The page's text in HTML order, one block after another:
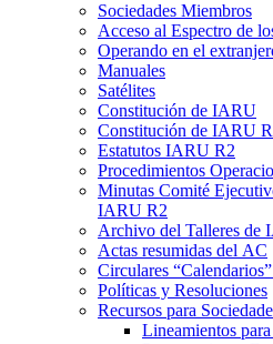
Sociedades Miembros
Acceso al Espectro de
Operando en el
Manuales
Satélites
Constitución de IARU
Constitución de IARU
Estatutos IARU R2
Procedimientos
Minutas Comité
IARU R2
Archivo del Talleres de
Actas resumidas del AC
Circulares
Políticas y Resoluciones
Recursos para
Lineamientos